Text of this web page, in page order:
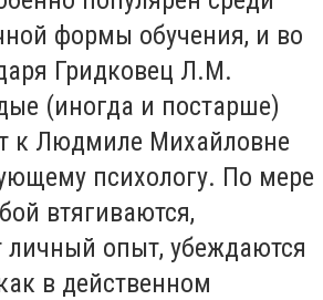
формы обучения, и во
Гридковец Л.М.
(иногда и постарше)
к Людмиле Михайловне
психологу. По мере
втягиваются,
личный опыт, убеждаются
в действенном